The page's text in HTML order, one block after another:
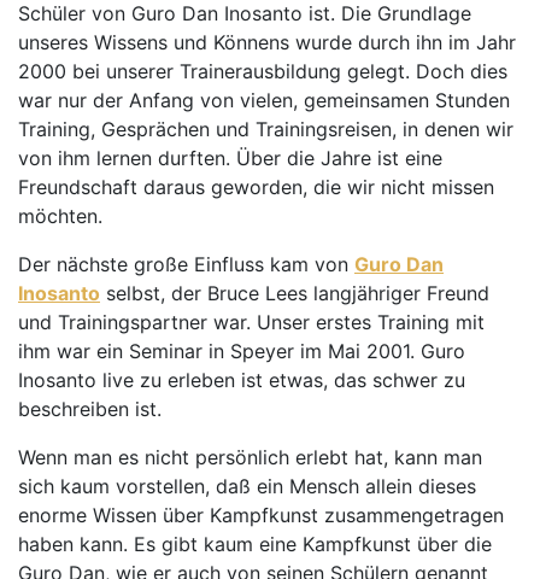
Schüler von Guro Dan Inosanto ist. Die Grundlage
unseres Wissens und Könnens wurde durch ihn im Jahr
2000 bei unserer Trainerausbildung gelegt. Doch dies
war nur der Anfang von vielen, gemeinsamen Stunden
Training, Gesprächen und Trainingsreisen, in denen wir
von ihm lernen durften. Über die Jahre ist eine
Freundschaft daraus geworden, die wir nicht missen
möchten.
Der nächste große Einfluss kam von Guro Dan
Inosanto selbst, der Bruce Lees langjähriger Freund
und Trainingspartner war. Unser erstes Training mit
ihm war ein Seminar in Speyer im Mai 2001. Guro
Inosanto live zu erleben ist etwas, das schwer zu
beschreiben ist.
Wenn man es nicht persönlich erlebt hat, kann man
sich kaum vorstellen, daß ein Mensch allein dieses
enorme Wissen über Kampfkunst zusammengetragen
haben kann. Es gibt kaum eine Kampfkunst über die
Guro Dan, wie er auch von seinen Schülern genannt